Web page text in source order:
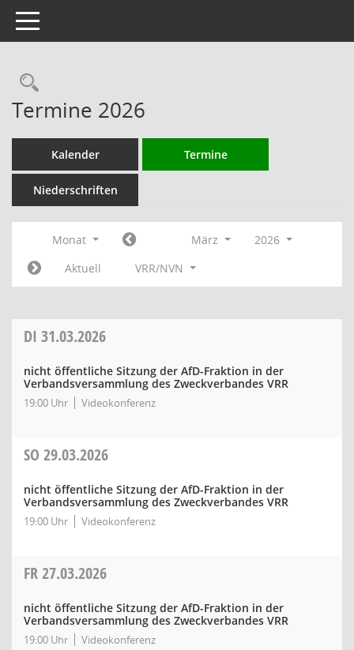
Toggle navigation
Rechercheauswahl
Termine 2026
Kalender Termine
Niederschriften
Monat März
2026
Aktuell
VRR/NVN
DI 31.03.2026
nicht öffentliche Sitzung der AfD-Fraktion in der
Verbandsversammlung des Zweckverbandes VRR
19:00 Uhr Videokonferenz
SO 29.03.2026
nicht öffentliche Sitzung der AfD-Fraktion in der
Verbandsversammlung des Zweckverbandes VRR
19:00 Uhr Videokonferenz
FR27.03.2026
nicht öffentliche Sitzung der AfD-Fraktion in der
Verbandsversammlung des Zweckverbandes VRR
19:00 Uhr Videokonferenz